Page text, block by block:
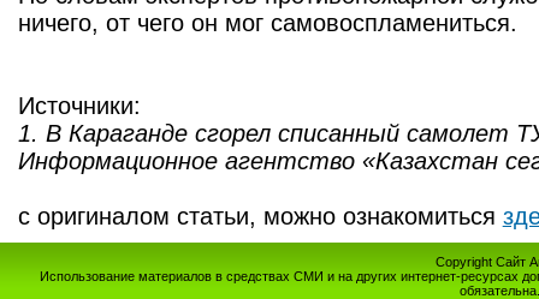
ничего, от чего он мог самовоспламениться.
Источники:
1. В Караганде сгорел списанный самолет
Информационное агентство «Казахстан
с оригиналом статьи, можно ознакомиться
Copyright Сайт
Использование материалов в средствах СМИ и на других интернет-ресурсах
обязательна.